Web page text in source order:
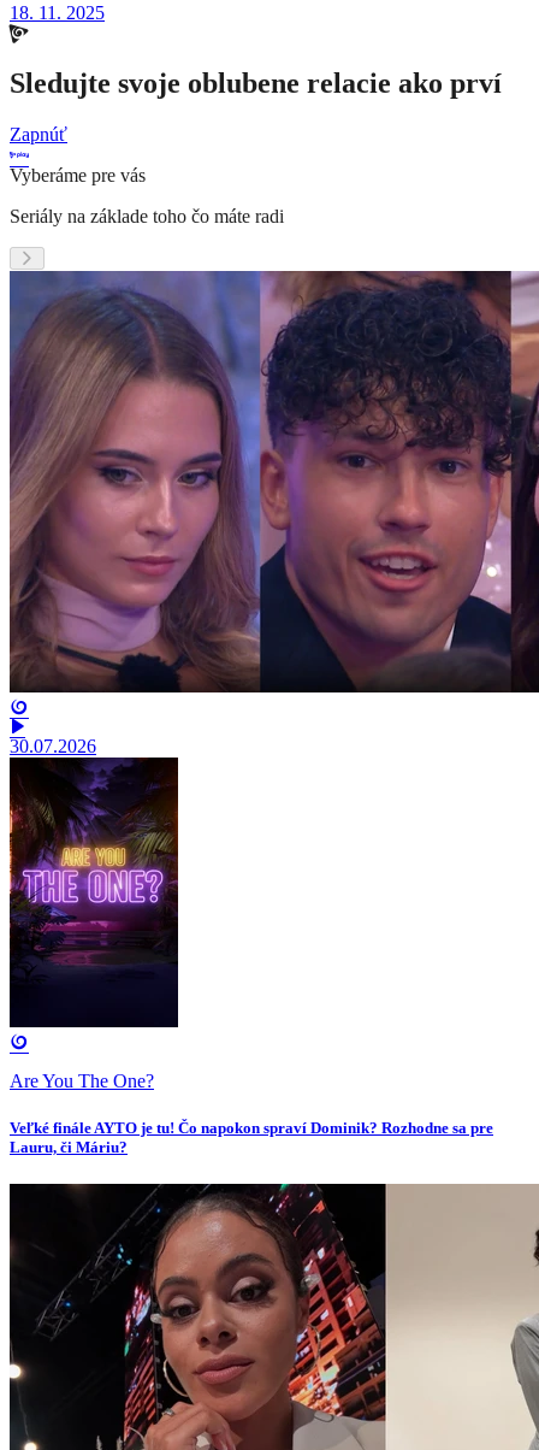
18. 11. 2025
Sledujte svoje oblubene relacie ako prví
Zapnúť
Vyberáme pre vás
Seriály na základe toho čo máte radi
30.07.2026
Are You The One?
Veľké finále AYTO je tu! Čo napokon spraví Dominik? Rozhodne sa pre
Lauru, či Máriu?